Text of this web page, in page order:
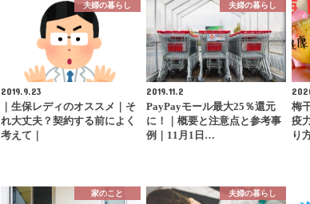
夫婦の暮らし
2019.9.23
｜生保レディのオススメ｜そ
れ大丈夫？契約する前によく
考えて｜
夫婦の暮らし
2019.11.2
PayPayモール最大25％還元
に！｜概要と注意点と参考事
例｜11月1日…
梅
疫
り
家のこと 夫婦の暮らし